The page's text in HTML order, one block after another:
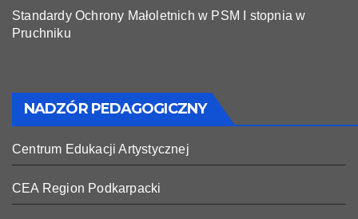
Standardy Ochrony Małoletnich w PSM I stopnia w
Pruchniku
NADZÓR PEDAGOGICZNY
Centrum Edukacji Artystycznej
CEA Region Podkarpacki